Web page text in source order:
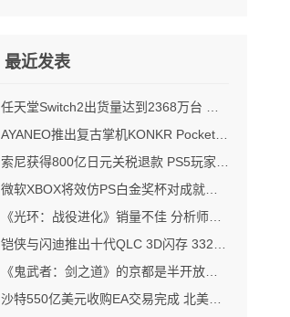
最近发表
任天堂Switch2出货量达到2368万台 数字版游戏盈利占比过半
AYANEO推出复古掌机KONKR Pocket Advance 首发499起
索尼获得800亿日元关税退款 PS5玩家：买单归我 退税没份
微软XBOX将效仿PS白金奖杯对成就系统更新
《光环：战役进化》销量不佳 分析师：价格太高了
铠侠与闪迪推出十代QLC 3D闪存 332层NAND
《鬼武者：剑之道》的京都是半开放地图 有隐藏boss与任务
沙特550亿美元收购EA交易完成 北美游戏巨头私有化